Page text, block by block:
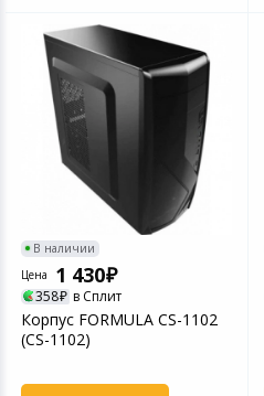
В наличии
Цена
1 430
358 в Сплит
Корпус FORMULA CS-1102
(CS-1102)